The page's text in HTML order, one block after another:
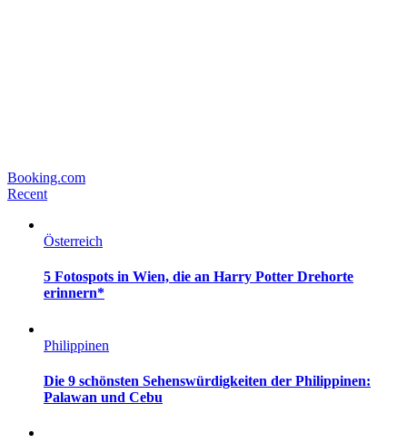
Booking.com
Recent
Österreich
5 Fotospots in Wien, die an Harry Potter Drehorte
erinnern*
Philippinen
Die 9 schönsten Sehenswürdigkeiten der Philippinen:
Palawan und Cebu